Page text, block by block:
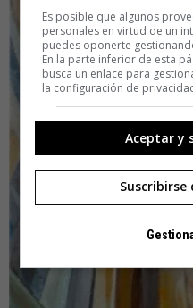
Es posible que algunos
personales en virtud de un
puedes oponerte
En la parte inferior de esta
busca un enlace para
la configuración de
Aceptar y
Suscribirse